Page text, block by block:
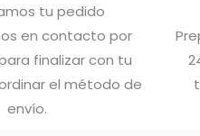
tu pedido
en contacto por
finalizar con tu
el método de
envío.